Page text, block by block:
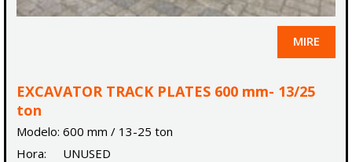
MIRE
EXCAVATOR TRACK PLATES 600 mm- 13/25
ton
Modelo: 600 mm / 13-25 ton
Hora:
UNUSED